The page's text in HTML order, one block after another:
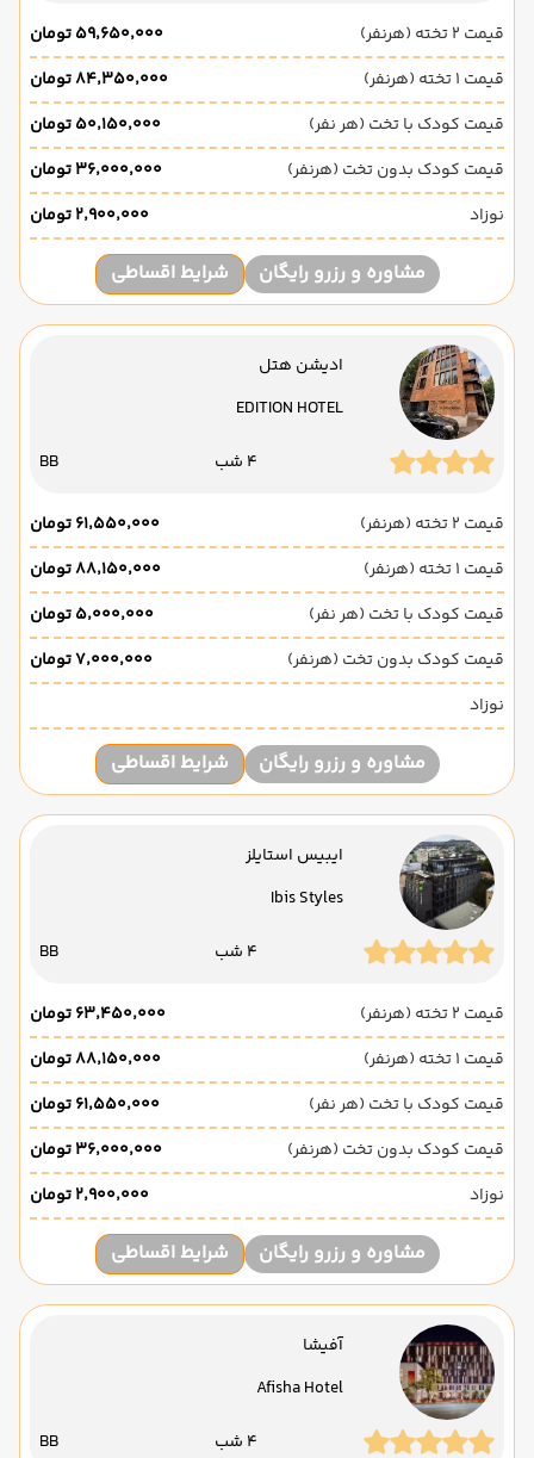
قیمت 2 تخته (هرنفر)
۵۹٬۶۵۰٬۰۰۰ تومان
قیمت 1 تخته (هرنفر)
۸۴٬۳۵۰٬۰۰۰ تومان
قیمت کودک با تخت (هر نفر)
۵۰٬۱۵۰٬۰۰۰ تومان
قیمت کودک بدون تخت (هرنفر)
۳۶٬۰۰۰٬۰۰۰ تومان
نوزاد
۲٬۹۰۰٬۰۰۰ تومان
مشاوره و رزرو رایگان شرایط اقساطی
ادیشن هتل
EDITION HOTEL
4 شب BB
قیمت 2 تخته (هرنفر)
۶۱٬۵۵۰٬۰۰۰ تومان
قیمت 1 تخته (هرنفر)
۸۸٬۱۵۰٬۰۰۰ تومان
قیمت کودک با تخت (هر نفر)
۵٬۰۰۰٬۰۰۰ تومان
قیمت کودک بدون تخت (هرنفر)
۷٬۰۰۰٬۰۰۰ تومان
نوزاد
مشاوره و رزرو رایگان شرایط اقساطی
ایبیس استایلز
Ibis Styles
4 شب BB
قیمت 2 تخته (هرنفر)
۶۳٬۴۵۰٬۰۰۰ تومان
قیمت 1 تخته (هرنفر)
۸۸٬۱۵۰٬۰۰۰ تومان
قیمت کودک با تخت (هر نفر)
۶۱٬۵۵۰٬۰۰۰ تومان
قیمت کودک بدون تخت (هرنفر)
۳۶٬۰۰۰٬۰۰۰ تومان
نوزاد
۲٬۹۰۰٬۰۰۰ تومان
مشاوره و رزرو رایگان شرایط اقساطی
آفیشا
Afisha Hotel
4 شب BB